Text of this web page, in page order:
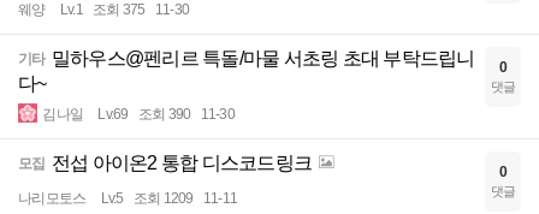
웨양 Lv.1 조회 375 11-30
기타 밀하우스@펜리르 특돌/마물 서초링 초대 부탁드립니
다~
김나일 Lv.69 조회 390 11-30
0
댓글
모집 전섭 아이온2 통합 디스코드링크
나리모토스 Lv.5 조회 1209 11-11
0
댓글